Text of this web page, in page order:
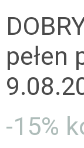
pełen
-15%